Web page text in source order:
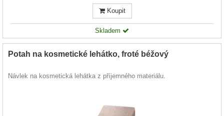
Koupit
Skladem
Potah na kosmetické lehátko, froté béžový
Návlek na kosmetická lehátka z příjemného materiálu.